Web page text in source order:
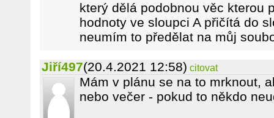
který dělá podobnou věc kterou
hodnoty ve sloupci A přičítá do
neumím to předělat na můj
Jiří497(20.4.2021 12:58) citovat
Mám v plánu se na to mrknout,
nebo večer - pokud to někdo